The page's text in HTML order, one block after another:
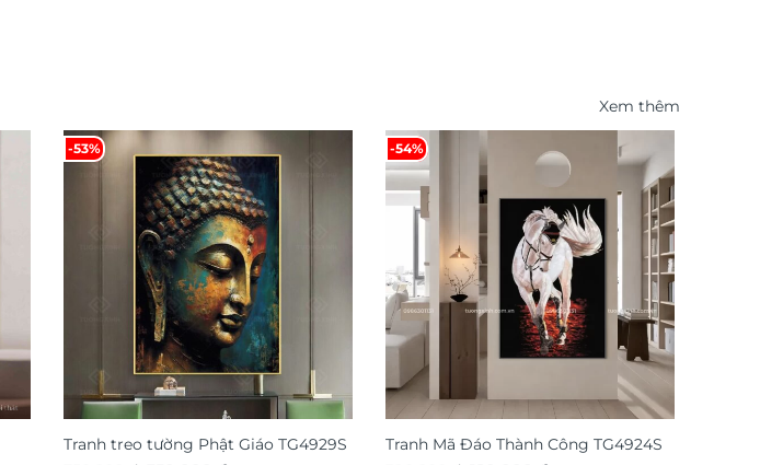
Xem thêm
-53%
Tranh treo tường Phật Giáo TG4929S
-54%
Tranh Mã Đáo Thành Công TG4924S